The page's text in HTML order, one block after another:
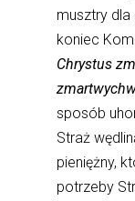
musztry
koniec
Chrystus
sposób
Straż
pieniężny,
potrzeby